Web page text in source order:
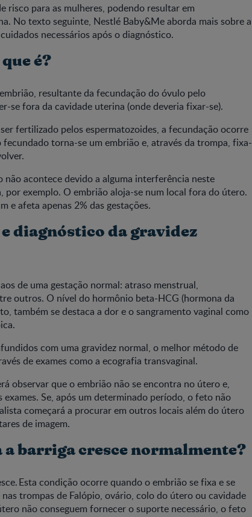
risco para as mulheres, podendo resultar em
No texto seguinte, Nestlé Baby&Me aborda mais sobre a
necessários após o diagnóstico.
é?
resultante da fecundação do óvulo pelo
se fora da cavidade uterina (onde deveria fixar-se).
fertilizado pelos espermatozoides, a fecundação ocorre
torna-se um embrião e, através da trompa, fixa-
acontece devido a alguma interferência neste
por exemplo. O embrião aloja-se num local fora do útero.
e afeta apenas 2% das gestações.
diagnóstico da gravidez
de uma gestação normal: atraso menstrual,
outros. O nível do hormônio beta-HCG (hormona da
também se destaca a dor e o sangramento vaginal como
com uma gravidez normal, o melhor método de
de exames como a ecografia transvaginal.
observar que o embrião não se encontra no útero e,
Se, após um determinado período, o feto não
começará a procurar em outros locais além do útero
de imagem.
a barriga cresce normalmente?
Esta condição ocorre quando o embrião se fixa e se
trompas de Falópio, ovário, colo do útero ou cavidade
não conseguem fornecer o suporte necessário, o feto